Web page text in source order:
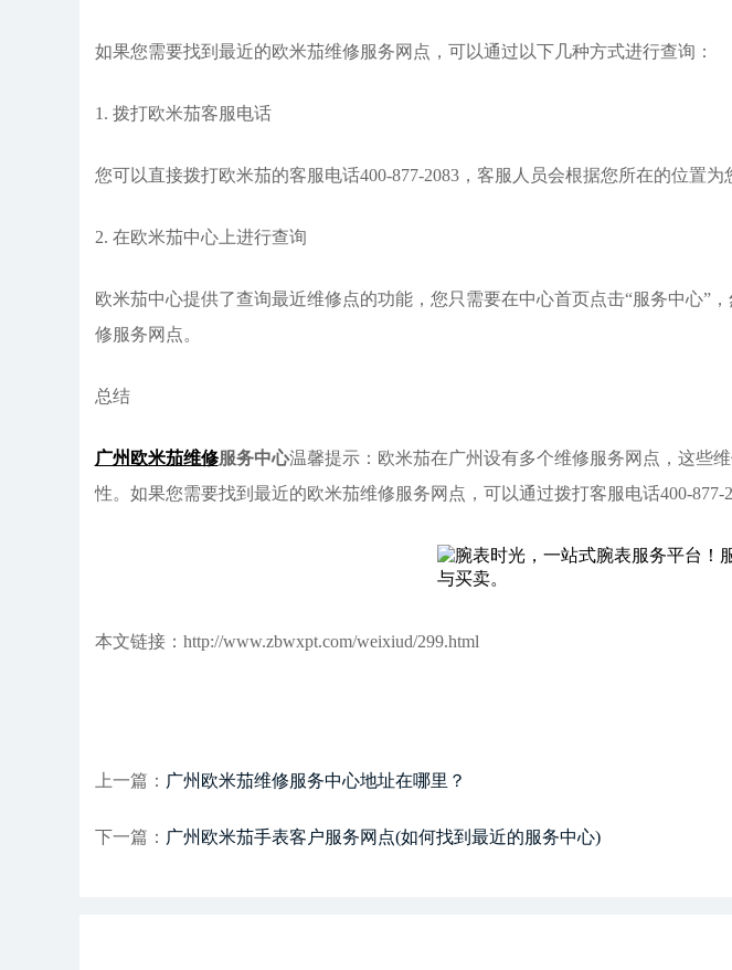
如果您需要找到最近的欧米茄维修服务网点，可以通过以下几种方式进行查询：
1. 拨打欧米茄客服电话
您可以直接拨打欧米茄的客服电话400-877-2083，客服人员会根据您所在的位置为
2. 在欧米茄中心上进行查询
欧米茄中心提供了查询最近维修点的功能，您只需要在中心首页点击“服务中心”
修服务网点。
总结
广州欧米茄维修服务中心温馨提示：欧米茄在广州设有多个维修服务网点，这些
性。如果您需要找到最近的欧米茄维修服务网点，可以通过拨打客服电话400-877-
本文链接：http://www.zbwxpt.com/weixiud/299.html
上一篇： 广州欧米茄维修服务中心地址在哪里？
下一篇： 广州欧米茄手表客户服务网点(如何找到最近的服务中心)